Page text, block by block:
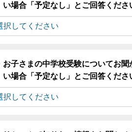
い場合「予定なし」とご回答くださ
お子さまの中学校受験についてお
い場合「予定なし」とご回答くださ